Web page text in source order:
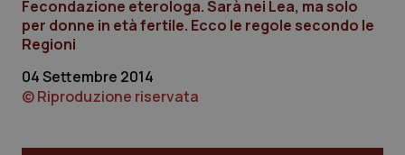
Marche
Molise
Donna & Salute
Epatiti
Fecondazione eterologa. Sarà nei Lea, ma solo
per donne in età fertile. Ecco le regole secondo le
Regioni
04 Settembre 2014
© Riproduzione riservata